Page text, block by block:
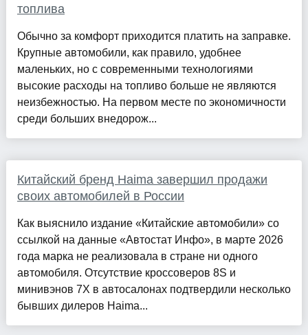
топлива
Обычно за комфорт приходится платить на заправке.
Крупные автомобили, как правило, удобнее
маленьких, но с современными технологиями
высокие расходы на топливо больше не являются
неизбежностью. На первом месте по экономичности
среди больших внедорож...
Китайский бренд Haima завершил продажи
своих автомобилей в России
Как выяснило издание «Китайские автомобили» со
ссылкой на данные «Автостат Инфо», в марте 2026
года марка не реализовала в стране ни одного
автомобиля. Отсутствие кроссоверов 8S и
минивэнов 7X в автосалонах подтвердили несколько
бывших дилеров Haima...